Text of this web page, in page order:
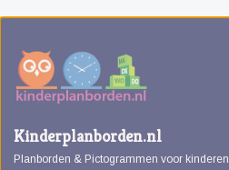
Kinderplanborden.nl
Planborden & Pictogrammen voor kinderen